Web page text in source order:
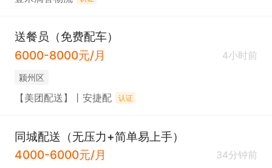
送餐员（免费配车）
6000-8000元/月
4小时前
颍州区
【美团配送】丨安捷配 认证
同城配送（无压力+简单易上手）
4000-6000元/月
34分钟前